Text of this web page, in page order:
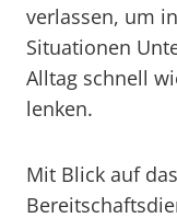
verlassen, um
Situationen
Alltag schnell
lenken.
Mit Blick auf